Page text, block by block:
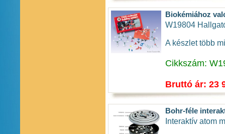
Biokémiához
W19804
A készlet több
Cikkszám:
Bruttó ár: 23
Bohr-féle
Interaktív atom